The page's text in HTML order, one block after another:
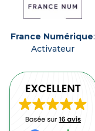
France Numérique:
Activateur